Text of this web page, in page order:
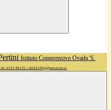
Istituto Comprensivo Ovada 'S.
tel. 0143 80135 • alic82100g@istruzione.it